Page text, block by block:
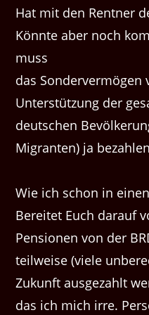
Hat mit den Rentner
Könnte aber noch
muss
das Sondervermögen
Unterstützung der
deutschen
Migranten) ja
Wie ich schon in
Bereitet Euch darauf
Pensionen von der
teilweise (viele
Zukunft ausgezahlt
das ich mich irre.